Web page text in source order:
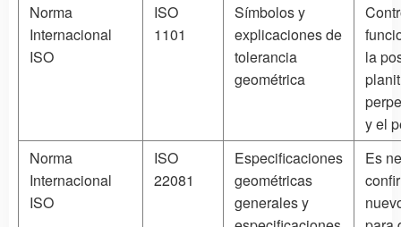
Norma
Internacional
ISO
ISO
1101
Símbolos y
explicaciones de
tolerancia
geométrica
la
y el
Norma
Internacional
ISO
ISO
22081
Especificaciones
geométricas
generales y
Es